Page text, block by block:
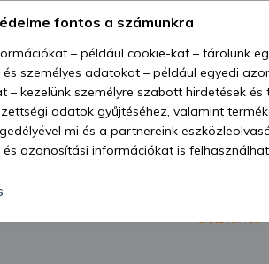
Kapni
hírlevélben.
fontos a számunkra
– például cookie-kat – tárolunk
személyes adatokat – például egyedi
– kezelünk személyre szabott hirdetések
adatok gyűjtéséhez, valamint
mi és a partnereink
azonosítási információkat is
mi és a partnereink a fent leírtak
megadása vagy elutasítása előtt
Felhívjuk figyelmét, hogy
Ön hozzájárulása, de jogában áll tiltakozni